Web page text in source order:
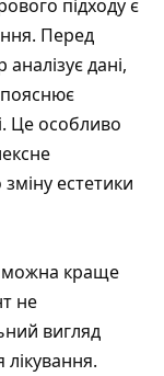
підходу є
Перед
дані,
пояснює
Це особливо
естетики
краще
не
вигляд